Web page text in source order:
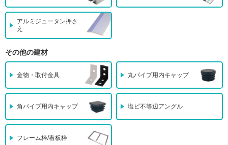
アルミジュータン押さ
え
その他の建材
金物・取付金具 丸パイプ用内キャップ
角パイプ用内キャップ 塩ビ不等辺アングル
フレーム枠/看板枠